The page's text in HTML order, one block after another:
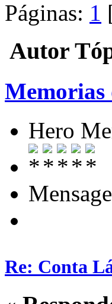
Páginas: 1
Autor
Memorias
Hero
Re: Conta